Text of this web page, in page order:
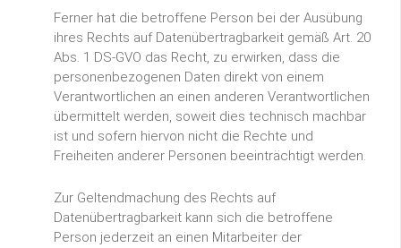
Ferner hat die betroffene Person bei der Ausübung
ihres Rechts auf Datenübertragbarkeit gemäß Art. 20
Abs. 1 DS-GVO das Recht, zu erwirken, dass die
personenbezogenen Daten direkt von einem
Verantwortlichen an einen anderen Verantwortlichen
übermittelt werden, soweit dies technisch machbar
ist und sofern hiervon nicht die Rechte und
Freiheiten anderer Personen beeinträchtigt werden.
Zur Geltendmachung des Rechts auf
Datenübertragbarkeit kann sich die betroffene
Person jederzeit an einen Mitarbeiter der